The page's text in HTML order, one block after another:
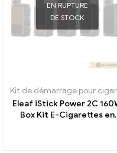
EN RUPTURE
DE STOCK
Eleaf iStick Power 2C
Box Kit E-Cigarettes en